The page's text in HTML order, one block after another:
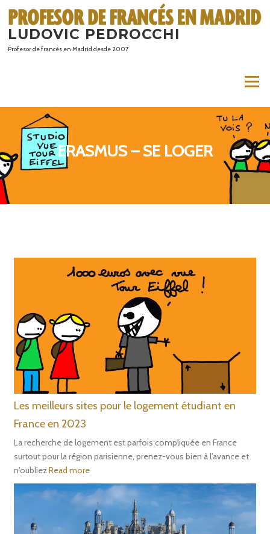
contenido
LUDOVIC PEDROCCHI
Profesor de francés en Madrid desde 2007
Menú
ERASMUS – SE LOGER
Les meilleurs sites pour le logement étudiant en
France en 2023
La recherche de logement est parfois compliquée en France
surtout pour la région parisienne, prenez-vous bien à l'avance et
n'oubliezRead more